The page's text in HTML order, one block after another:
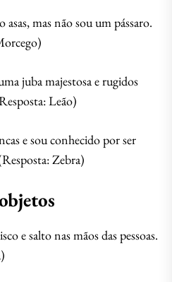
mas não sou um pássaro.
juba majestosa e rugidos
Leão)
e sou conhecido por ser
Zebra)
e salto nas mãos das pessoas.